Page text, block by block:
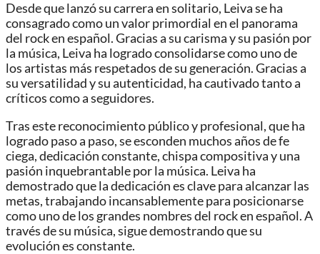
Desde que lanzó su carrera en solitario, Leiva se ha
consagrado como un valor primordial en el panorama
del rock en español. Gracias a su carisma y su pasión por
la música, Leiva ha logrado consolidarse como uno de
los artistas más respetados de su generación. Gracias a
su versatilidad y su autenticidad, ha cautivado tanto a
críticos como a seguidores.
Tras este reconocimiento público y profesional, que ha
logrado paso a paso, se esconden muchos años de fe
ciega, dedicación constante, chispa compositiva y una
pasión inquebrantable por la música. Leiva ha
demostrado que la dedicación es clave para alcanzar las
metas, trabajando incansablemente para posicionarse
como uno de los grandes nombres del rock en español. A
través de su música, sigue demostrando que su
evolución es constante.